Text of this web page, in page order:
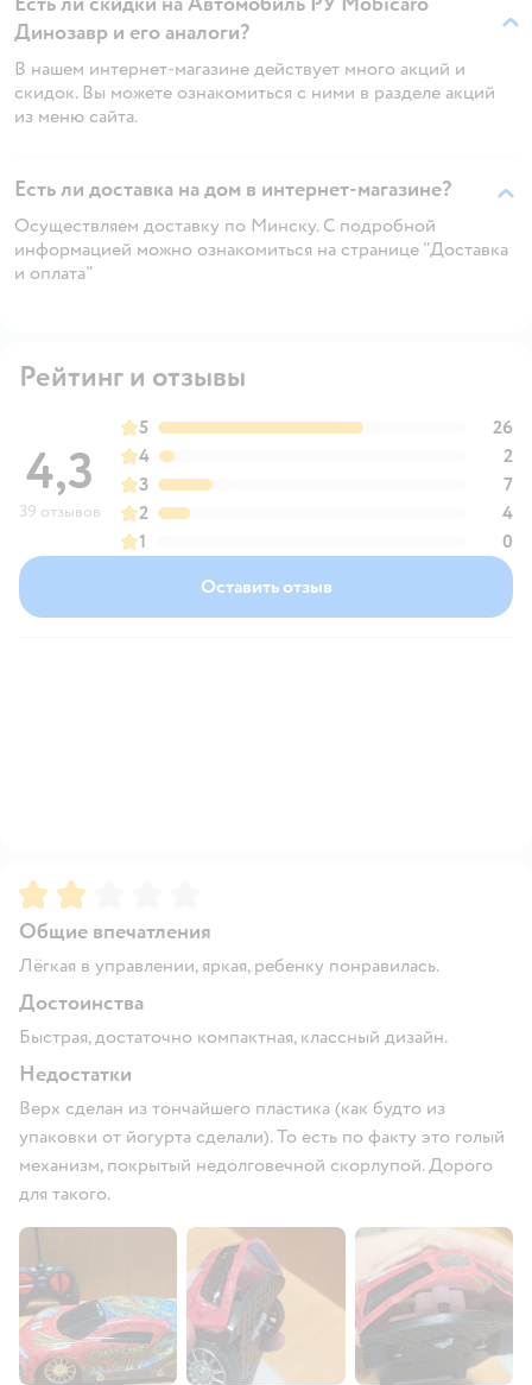
Динозавр и его аналоги?
В нашем интернет-магазине действует много акций и
скидок. Вы можете ознакомиться с ними в разделе акций
из меню сайта.
Есть ли доставка на дом в интернет-магазине?
Осуществляем доставку по Минску. С подробной
информацией можно ознакомиться на странице "Доставка
и оплата"
Рейтинг и отзывы
4,3
39 отзывов
5
26
4
2
3
7
2
4
1
0
Оставить отзыв
Рейтинг:
Общие впечатления
Лёгкая в управлении, яркая, ребенку понравилась.
Достоинства
Быстрая, достаточно компактная, классный дизайн.
Недостатки
Верх сделан из тончайшего пластика (как будто из
упаковки от йогурта сделали). То есть по факту это голый
механизм, покрытый недолговечной скорлупой. Дорого
для такого.